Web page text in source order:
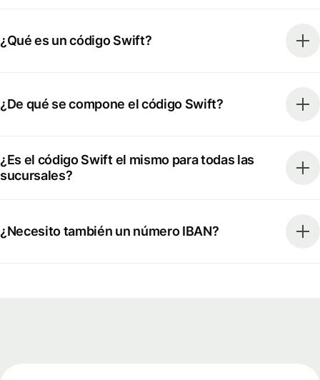
¿Qué es un código Swift?
¿De qué se compone el código Swift?
¿Es el código Swift el mismo para todas las
sucursales?
¿Necesito también un número IBAN?